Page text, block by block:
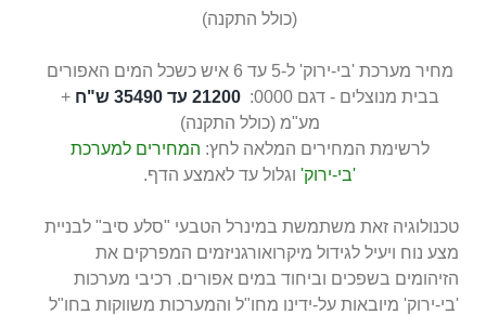
(כולל התקנה)
מחיר מערכת 'בי-ירוק' ל-5 עד 6 איש כשכל המים האפורים
בבית מנוצלים - דגם 0000:
21200 עד 35490 ש"ח
+
מע"מ (כולל התקנה)
לרשימת המחירים המלאה לחץ: המחירים למערכת
'בי-ירוק' וגלול עד לאמצע הדף.
טכנולוגיה זאת משתמשת במינרל הטבעי "סלע סיב" לבניית
מצע נוח ויעיל לגידול מיקרואורגניזמים המפרקים את
הזיהומים בשפכים וביחוד במים אפורים. רכיבי מערכות
'בי-ירוק' מיובאות על-ידינו מחו"ל והמערכות משווקות בחו"ל